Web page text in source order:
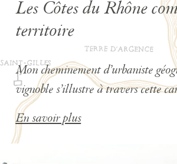
Les Côtes du Rhône
territoire
Mon cheminement d’urbaniste
vignoble s’illustre à travers cette
En savoir plus